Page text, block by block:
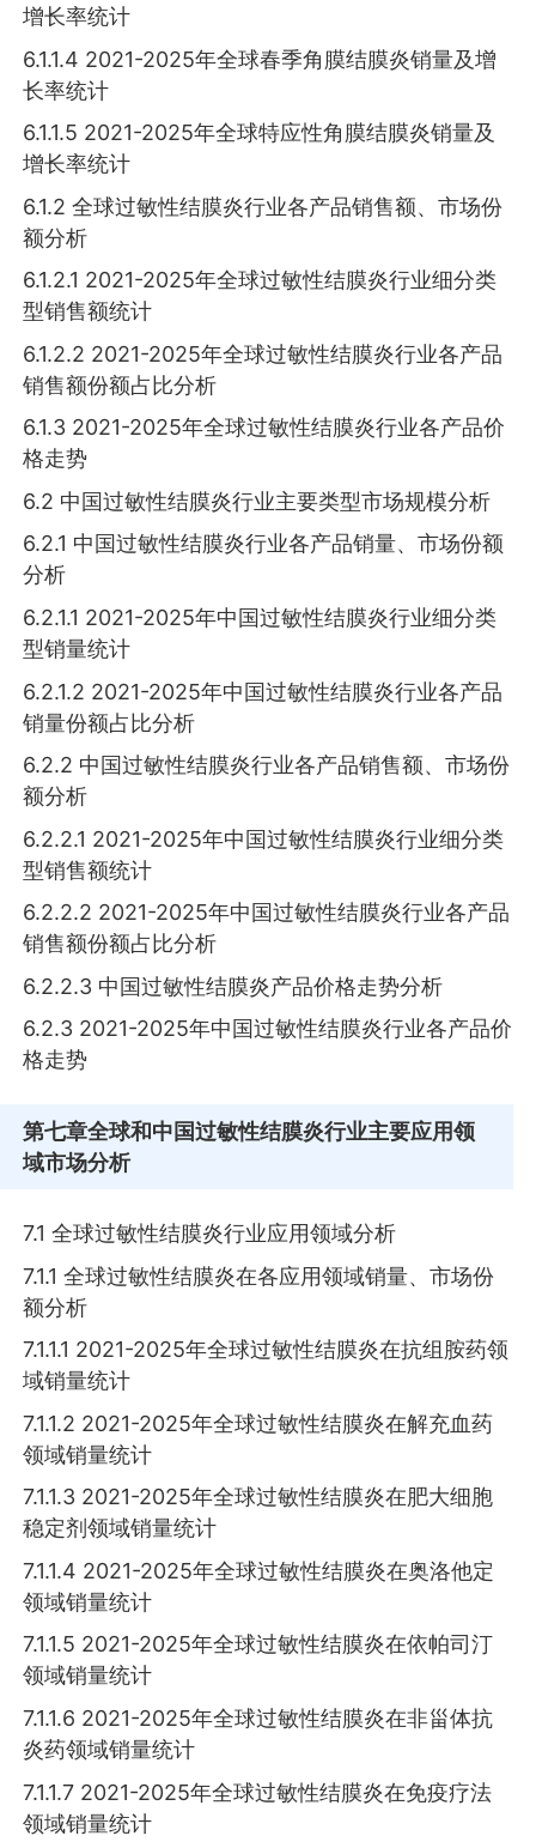
增长率统计
6.1.1.4 2021-2025年全球春季角膜结膜炎销量及增
长率统计
6.1.1.5 2021-2025年全球特应性角膜结膜炎销量及
增长率统计
6.1.2 全球过敏性结膜炎行业各产品销售额、市场份
额分析
6.1.2.1 2021-2025年全球过敏性结膜炎行业细分类
型销售额统计
6.1.2.2 2021-2025年全球过敏性结膜炎行业各产品
销售额份额占比分析
6.1.3 2021-2025年全球过敏性结膜炎行业各产品价
格走势
6.2 中国过敏性结膜炎行业主要类型市场规模分析
6.2.1 中国过敏性结膜炎行业各产品销量、市场份额
分析
6.2.1.1 2021-2025年中国过敏性结膜炎行业细分类
型销量统计
6.2.1.2 2021-2025年中国过敏性结膜炎行业各产品
销量份额占比分析
6.2.2 中国过敏性结膜炎行业各产品销售额、市场份
额分析
6.2.2.1 2021-2025年中国过敏性结膜炎行业细分类
型销售额统计
6.2.2.2 2021-2025年中国过敏性结膜炎行业各产品
销售额份额占比分析
6.2.2.3 中国过敏性结膜炎产品价格走势分析
6.2.3 2021-2025年中国过敏性结膜炎行业各产品价
格走势
第七章全球和中国过敏性结膜炎行业主要应用领
域市场分析
7.1 全球过敏性结膜炎行业应用领域分析
7.1.1 全球过敏性结膜炎在各应用领域销量、市场份
额分析
7.1.1.1 2021-2025年全球过敏性结膜炎在抗组胺药领
域销量统计
7.1.1.2 2021-2025年全球过敏性结膜炎在解充血药
领域销量统计
7.1.1.3 2021-2025年全球过敏性结膜炎在肥大细胞
稳定剂领域销量统计
7.1.1.4 2021-2025年全球过敏性结膜炎在奥洛他定
领域销量统计
7.1.1.5 2021-2025年全球过敏性结膜炎在依帕司汀
领域销量统计
7.1.1.6 2021-2025年全球过敏性结膜炎在非甾体抗
炎药领域销量统计
7.1.1.7 2021-2025年全球过敏性结膜炎在免疫疗法
领域销量统计